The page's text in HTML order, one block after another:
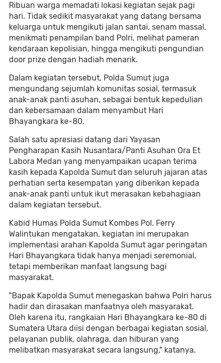
Ribuan warga memadati lokasi kegiatan sejak pagi
hari. Tidak sedikit masyarakat yang datang bersama
keluarga untuk mengikuti jalan santai, senam massal,
menikmati penampilan band Polri, melihat pameran
kendaraan kepolisian, hingga mengikuti pengundian
door prize dengan hadiah menarik.
Dalam kegiatan tersebut, Polda Sumut juga
mengundang sejumlah komunitas sosial, termasuk
anak-anak panti asuhan, sebagai bentuk kepedulian
dan kebersamaan dalam menyambut Hari
Bhayangkara ke-80.
Salah satu apresiasi datang dari Yayasan
Pengharapan Kasih Nusantara/Panti Asuhan Ora Et
Labora Medan yang menyampaikan ucapan terima
kasih kepada Kapolda Sumut dan seluruh jajaran atas
perhatian serta kesempatan yang diberikan kepada
anak-anak panti untuk ikut merasakan kebahagiaan
dalam kegiatan tersebut.
Kabid Humas Polda Sumut Kombes Pol. Ferry
Walintukan mengatakan, kegiatan ini merupakan
implementasi arahan Kapolda Sumut agar peringatan
Hari Bhayangkara tidak hanya menjadi seremonial,
tetapi memberikan manfaat langsung bagi
masyarakat.
"Bapak Kapolda Sumut menegaskan bahwa Polri harus
hadir dan dirasakan manfaatnya oleh masyarakat.
Oleh karena itu, rangkaian Hari Bhayangkara ke-80 di
Sumatera Utara diisi dengan berbagai kegiatan sosial,
pelayanan publik, olahraga, dan hiburan yang
melibatkan masyarakat secara langsung," katanya.